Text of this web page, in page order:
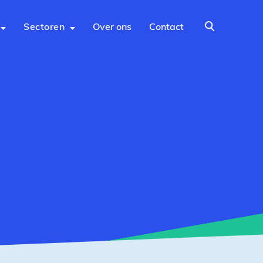
Sectoren Over ons Contact Zoeken